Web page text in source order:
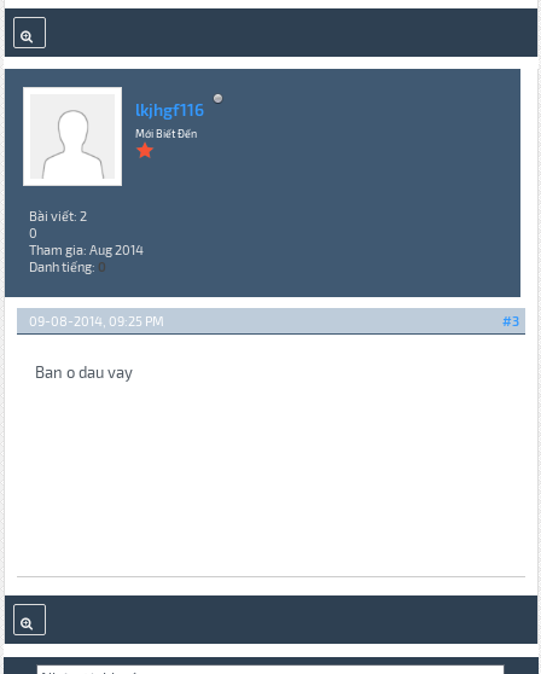
lkjhgf116
Mới Biết Đến
Bài viết: 2
0
Tham gia: Aug 2014
Danh tiếng: 0
#3
09-08-2014, 09:25 PM
Ban o dau vay